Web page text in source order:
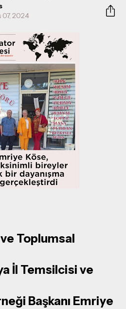
07, 2024
Toplumsal
İl Temsilcisi ve
Başkanı Emriye